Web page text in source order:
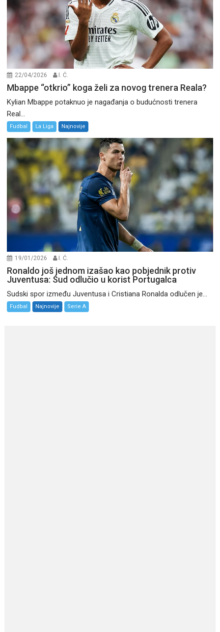
22/04/2026 I. Ć.
Mbappe “otkrio” koga želi za novog trenera Reala?
Kylian Mbappe potaknuo je nagađanja o budućnosti trenera
Real...
Fudbal La Liga Najnovije
19/01/2026 I. Ć.
Ronaldo još jednom izašao kao pobjednik protiv
Juventusa: Sud odlučio u korist Portugalca
Sudski spor između Juventusa i Cristiana Ronalda odlučen je...
Fudbal Najnovije Serie A